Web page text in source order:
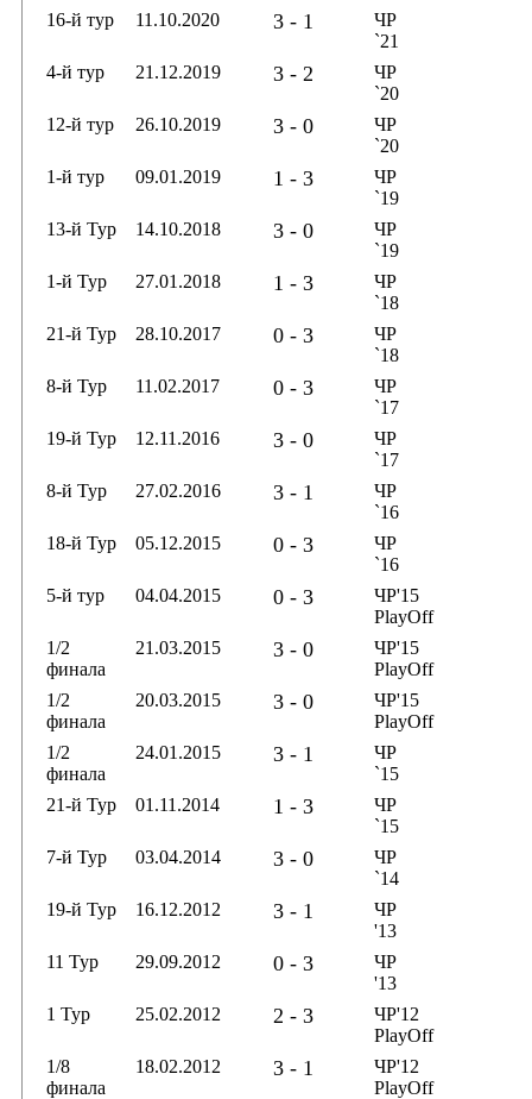
16-й тур
11.10.2020 3 - 1
ЧР
`21
4-й тур
21.12.2019 3 - 2
ЧР
`20
12-й тур
26.10.2019 3 - 0
ЧР
`20
1-й тур
09.01.2019 1 - 3
ЧР
`19
13-й Тур
14.10.2018 3 - 0
ЧР
`19
1-й Тур
27.01.2018 1 - 3
ЧР
`18
21-й Тур
28.10.2017 0 - 3
ЧР
`18
8-й Тур
11.02.2017 0 - 3
ЧР
`17
19-й Тур
12.11.2016 3 - 0
ЧР
`17
8-й Тур
27.02.2016 3 - 1
ЧР
`16
18-й Тур
05.12.2015 0 - 3
ЧР
`16
5-й тур
04.04.2015 0 - 3
ЧР'15
PlayOff
1/2
финала
21.03.2015 3 - 0
ЧР'15
PlayOff
1/2
финала
20.03.2015 3 - 0
ЧР'15
PlayOff
1/2
финала
24.01.2015 3 - 1
ЧР
`15
21-й Тур
01.11.2014 1 - 3
ЧР
`15
7-й Тур
03.04.2014 3 - 0
ЧР
`14
19-й Тур
16.12.2012 3 - 1
ЧР
'13
11 Тур
29.09.2012 0 - 3
ЧР
'13
1 Тур
25.02.2012 2 - 3
ЧР'12
PlayOff
1/8
финала
18.02.2012 3 - 1
ЧР'12
PlayOff